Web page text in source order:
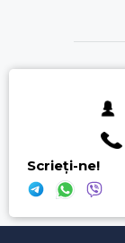
Scrieți-ne!